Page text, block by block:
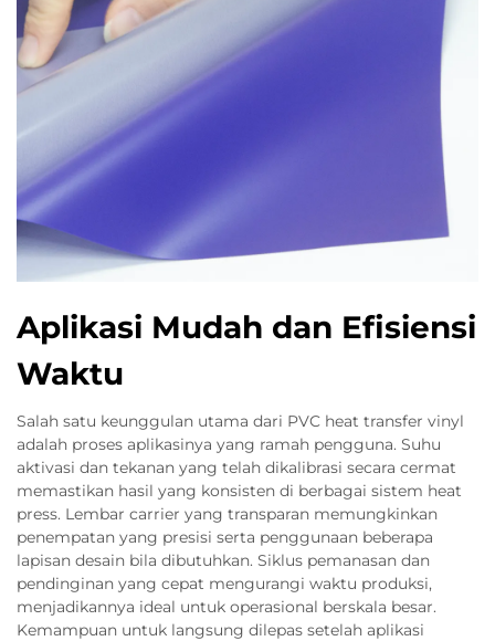
Aplikasi Mudah dan Efisiensi
Waktu
Salah satu keunggulan utama dari PVC heat transfer vinyl
adalah proses aplikasinya yang ramah pengguna. Suhu
aktivasi dan tekanan yang telah dikalibrasi secara cermat
memastikan hasil yang konsisten di berbagai sistem heat
press. Lembar carrier yang transparan memungkinkan
penempatan yang presisi serta penggunaan beberapa
lapisan desain bila dibutuhkan. Siklus pemanasan dan
pendinginan yang cepat mengurangi waktu produksi,
menjadikannya ideal untuk operasional berskala besar.
Kemampuan untuk langsung dilepas setelah aplikasi